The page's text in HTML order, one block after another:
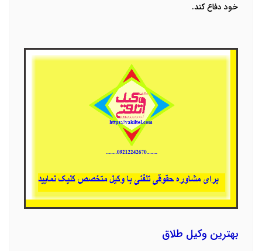
خود دفاع کند.
بهترین وکیل طلاق